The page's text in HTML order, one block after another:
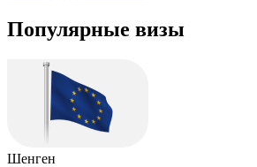
Популярные визы
Шенген